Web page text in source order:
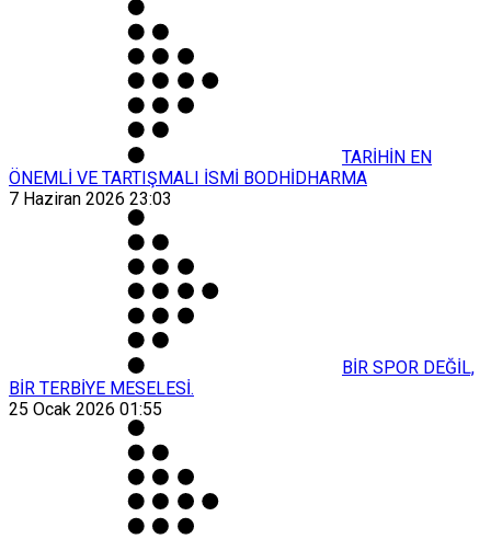
TARİHİN EN
ÖNEMLİ VE TARTIŞMALI İSMİ BODHİDHARMA
7 Haziran 2026 23:03
BİR SPOR DEĞİL,
BİR TERBİYE MESELESİ.
25 Ocak 2026 01:55